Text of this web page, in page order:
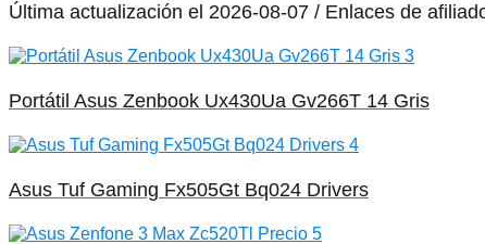
Última actualización el 2026-08-07 / Enlaces de
Portátil Asus Zenbook Ux430Ua Gv266T 14 Gris
Asus Tuf Gaming Fx505Gt Bq024 Drivers